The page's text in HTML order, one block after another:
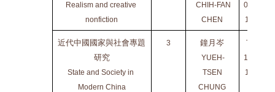
Realism and creative
nonfiction
CHIH-FAN
CHEN
0900-
1200
近代中國國家與社會專題
研究
State and Society in
Modern China
3 鐘月岑
YUEH-
TSEN
CHUNG
TUE
1530-
1820